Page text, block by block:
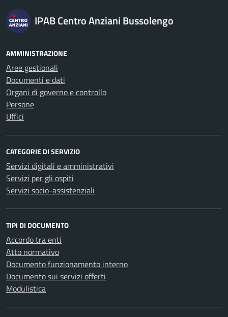
IPAB Centro Anziani Bussolengo
AMMINISTRAZIONE
Aree gestionali
Documenti e dati
Organi di governo e controllo
Persone
Uffici
CATEGORIE DI SERVIZIO
Servizi digitali e amministrativi
Servizi per gli ospiti
Servizi socio-assistenziali
TIPI DI DOCUMENTO
Accordo tra enti
Atto normativo
Documento funzionamento interno
Documento sui servizi offerti
Modulistica